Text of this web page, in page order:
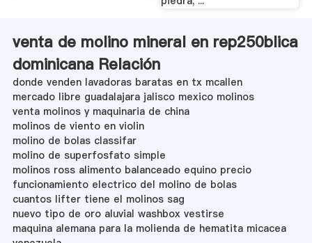
venta de molino mineral en rep250blica
dominicana Relación
donde venden lavadoras baratas en tx mcallen
mercado libre guadalajara jalisco mexico molinos
venta molinos y maquinaria de china
molinos de viento en violin
molino de bolas classifar
molino de superfosfato simple
molinos ross alimento balanceado equino precio
funcionamiento electrico del molino de bolas
cuantos lifter tiene el molinos sag
nuevo tipo de oro aluvial washbox vestirse
maquina alemana para la molienda de hematita micacea